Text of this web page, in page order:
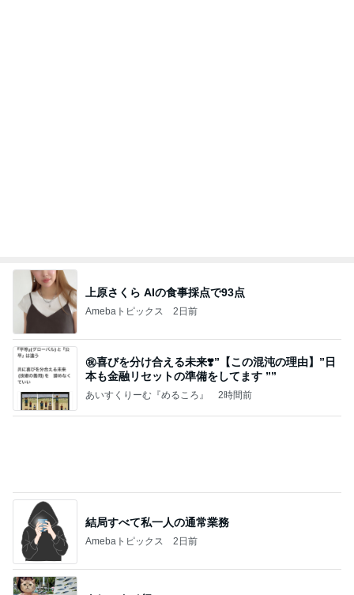
上原さくら AIの食事採点で93点
Amebaトピックス 2日前
㊗️喜びを分け合える未来❣️”【この混沌の理由】”⽇
本も⾦融リセットの準備をしてます ””
あいすくりーむ『めるころ』 2時間前
結局すべて私一人の通常業務
Amebaトピックス 2日前